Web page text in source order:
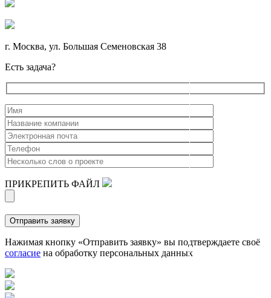
г. Москва, ул. Большая Семеновская 38
Есть задача?
ПРИКРЕПИТЬ ФАЙЛ
Нажимая кнопку «Отправить заявку» вы подтверждаете своё
согласие на обработку персональных данных